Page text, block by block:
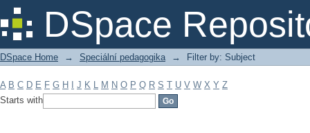
DSpace
Filter by: Subject
DSpace Home → Speciální pedagogika → Filter by: Subject
A B C D E F G H J K L M N O P Q R S T U V W X Y Z
Starts with